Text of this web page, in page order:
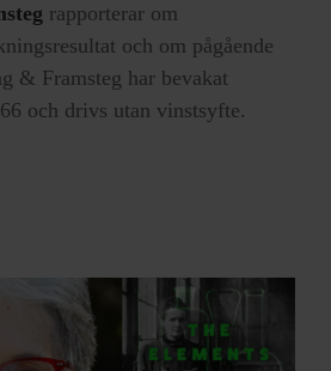
rapporterar om
och om pågående
& Framsteg har bevakat
och drivs utan vinstsyfte.